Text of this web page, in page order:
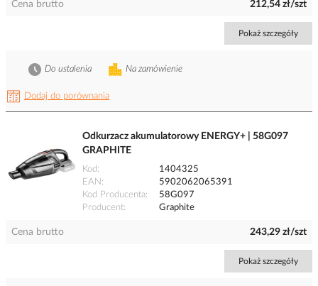
Cena brutto 212,54 zł/szt
Pokaż szczegóły
Dodaj do porównania
Na zamówienie
Do ustalenia
Odkurzacz akumulatorowy ENERGY+ | 58G097
GRAPHITE
Kod
1404325
EAN
5902062065391
Kod Producenta
58G097
Producent
Graphite
Cena brutto 243,29 zł/szt
Pokaż szczegóły